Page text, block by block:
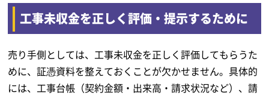
工事未収金を正しく評価・提示するために
売り手側としては、工事未収金を正しく評価してもらうた
めに、証憑資料を整えておくことが欠かせません。具体的
には、工事台帳（契約金額・出来高・請求状況など）、請